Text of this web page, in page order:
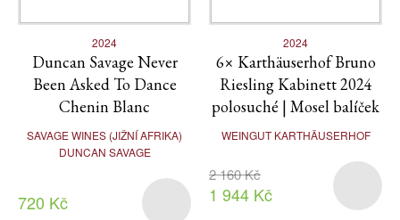
2024
Duncan Savage Never
Been Asked To Dance
Chenin Blanc
SAVAGE WINES (JIŽNÍ AFRIKA)
DUNCAN SAVAGE
720 Kč
2024
6× Karthäuserhof Bruno
Riesling Kabinett 2024
polosuché | Mosel balíček
WEINGUT KARTHÄUSERHOF
2 160 Kč
1 944 Kč